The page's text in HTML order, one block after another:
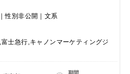
性別非公開｜文系
士急行,キャノンマーケティングジ
期間